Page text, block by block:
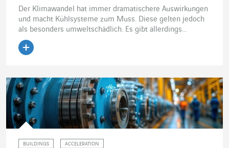
Der Klimawandel hat immer dramatischere Auswirkungen
und macht Kühlsysteme zum Muss. Diese gelten jedoch
als besonders umweltschädlich. Es gibt allerdings...
BUILDINGS ACCELERATION